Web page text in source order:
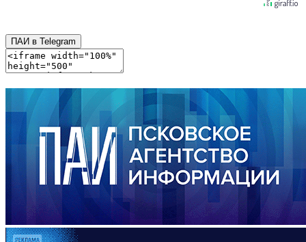
ПАИ в Telegram